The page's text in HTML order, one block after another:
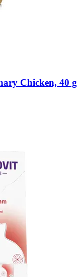
Chicken, 40 g